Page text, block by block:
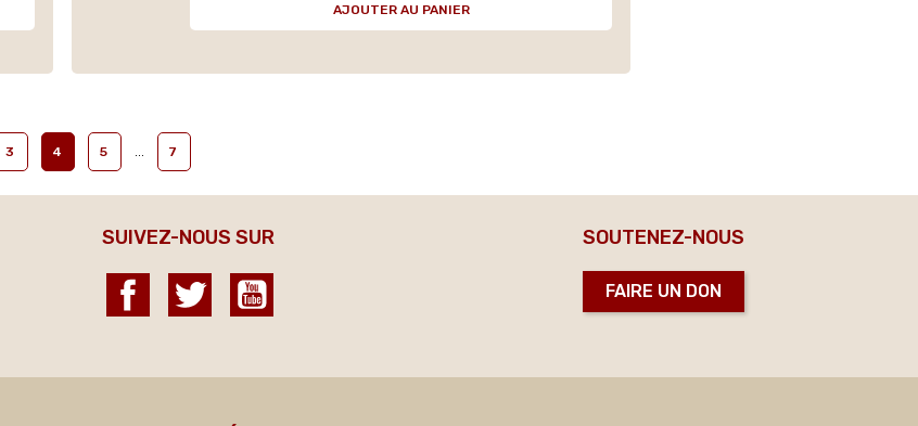
AJOUTER AU PANIER
3 4 5 7
SUIVEZ-NOUS SUR
Facebook Twitter
SOUTENEZ-NOUS
FAIRE UN DON